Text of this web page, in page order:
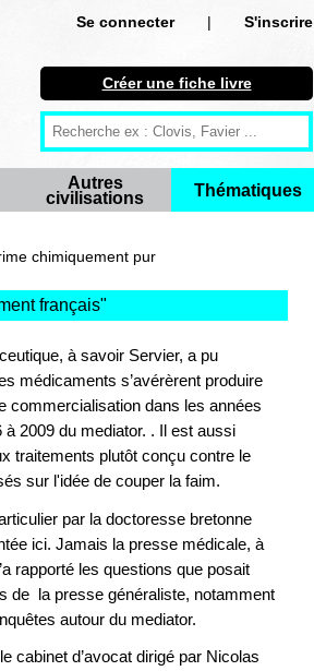
Se connecter |
S'inscrire
S'inscrire
Créer une fiche livre
Antiquité
Moyen Age
Epoque moderne
Autres civilisations
Thématiques
Créer une fiche livre
Autres
civilisations
Thématiques
chimiquement pur
français"
à savoir Servier, a pu
médicaments s’avérèrent produire
commercialisation dans les années
à 2009 du mediator. . Il est aussi
traitements plutôt conçu contre le
sur l'idée de couper la faim.
par la doctoresse bretonne
ici. Jamais la presse médicale, à
rapporté les questions que posait
de la presse généraliste, notamment
autour du mediator.
cabinet d’avocat dirigé par Nicolas